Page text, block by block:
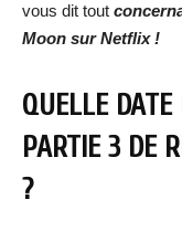
vous dit tout
Moon sur Netflix !
QUELLE
PARTIE 3 DE
?